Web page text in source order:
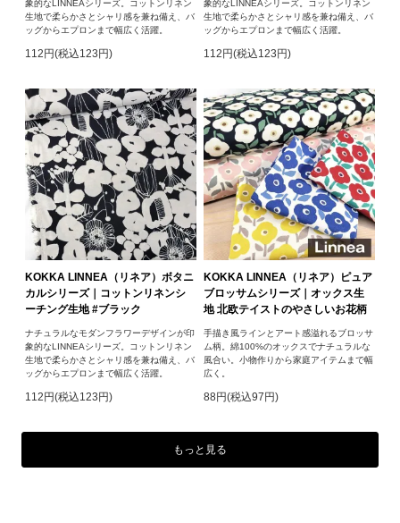
象的なLINNEAシリーズ。コットンリネン
生地で柔らかさとシャリ感を兼ね備え、バ
ッグからエプロンまで幅広く活躍。
112円(税込123円)
象的なLINNEAシリーズ。コットンリネン
生地で柔らかさとシャリ感を兼ね備え、バ
ッグからエプロンまで幅広く活躍。
112円(税込123円)
KOKKA LINNEA（リネア）ボタニ
カルシリーズ｜コットンリネンシ
ーチング生地 #ブラック
ナチュラルなモダンフラワーデザインが印
象的なLINNEAシリーズ。コットンリネン
生地で柔らかさとシャリ感を兼ね備え、バ
ッグからエプロンまで幅広く活躍。
112円(税込123円)
KOKKA LINNEA（リネア）ピュア
ブロッサムシリーズ｜オックス生
地 北欧テイストのやさしいお花柄
手描き風ラインとアート感溢れるブロッサ
ム柄。綿100%のオックスでナチュラルな
風合い。小物作りから家庭アイテムまで幅
広く。
88円(税込97円)
もっと見る